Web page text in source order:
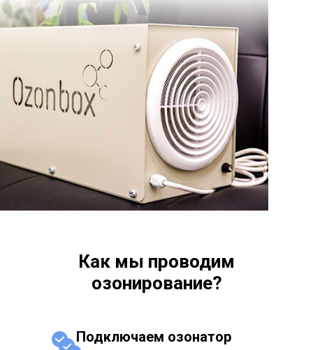
Как мы проводим
озонирование?
Подключаем озонатор